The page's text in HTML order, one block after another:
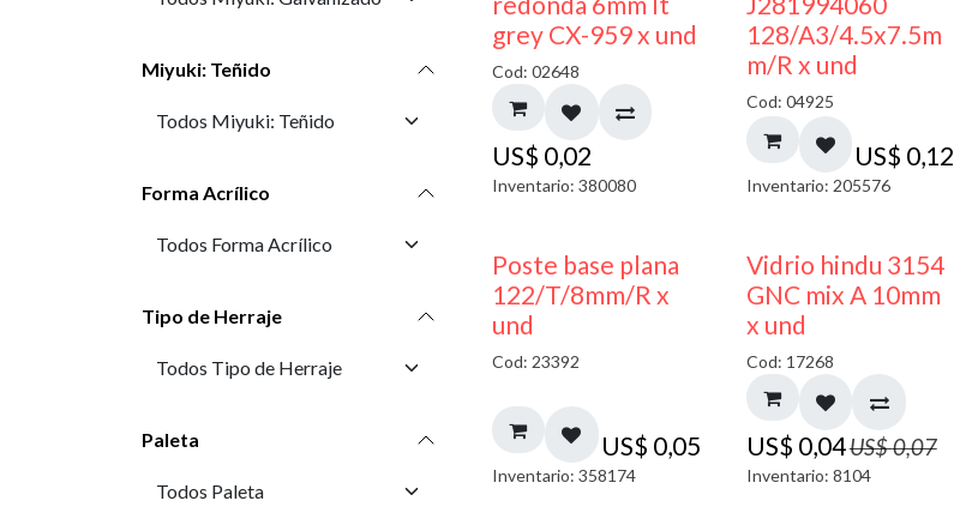
Miyuki: Teñido
Forma Acrílico
Tipo de Herraje
Paleta
grey CX-959 x und
Cod: 02648
US$ 0,02
Inventario: 380080
128/A3/4.5x7.5m
m/R x und
Cod: 04925
US$ 0,12
Inventario: 205576
Poste base plana
122/T/8mm/R x
und
Cod: 23392
US$ 0,05
Inventario: 358174
40% DESCUENTO
Vidrio hindu 3154
GNC mix A 10mm
x und
Cod: 17268
US$ 0,04US$0,07
Inventario: 8104